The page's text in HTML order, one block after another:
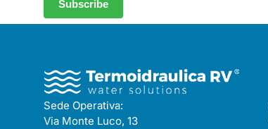
Sede Operativa:
Via Monte Luco, 13